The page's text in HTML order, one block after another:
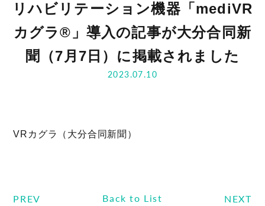
リハビリテーション機器「mediVR
カグラ®」導入の記事が大分合同新
聞（7月7日）に掲載されました
2023.07.10
VRカグラ（大分合同新聞）
PREV Back to List NEXT